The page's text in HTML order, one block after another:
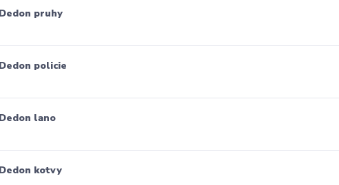
pruhy
policie
lano
kotvy